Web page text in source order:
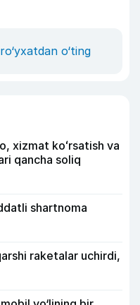
ro‘yxatdan o‘ting
xizmat koʻrsatish va
qancha soliq
shartnoma
raketalar uchirdi,